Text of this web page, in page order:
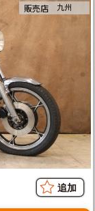
販売店 九州